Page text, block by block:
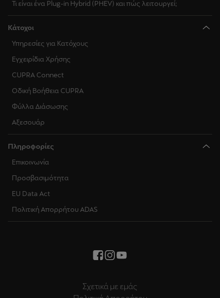
Τι είναι ένα Plug-in Hybrid (PHEV) και πώς λειτουργεί;
Κάτοχοι
Υπηρεσίες για Κατόχους
Εγχειρίδια Χρήσης
CUPRA Connect
Οδική Βοήθεια CUPRA
Φύλλα Διάσωσης
Αξεσουάρ
Πληροφορίες
Επικοινωνία
Προσβασιμότητα
EU Data Act
Πολιτική Απορρήτου ADAS
Σχετικά με εμάς